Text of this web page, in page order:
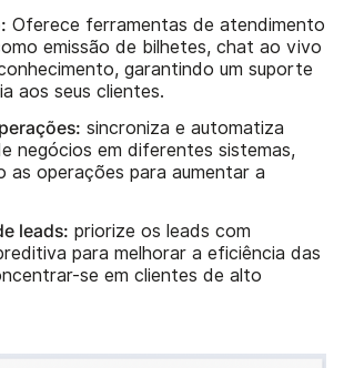
Oferece ferramentas de atendimento
emissão de bilhetes, chat ao vivo
garantindo um suporte
aos seus clientes.
sincroniza e automatiza
negócios em diferentes sistemas,
as operações para aumentar a
leads: priorize os leads com
para melhorar a eficiência das
se em clientes de alto